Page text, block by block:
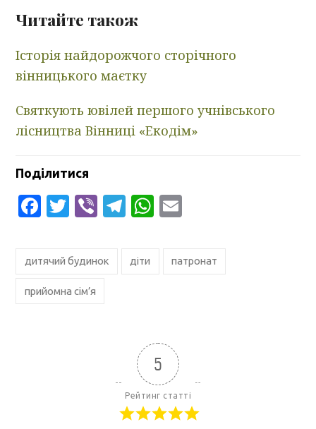
Читайте також
Історія найдорожчого сторічного
вінницького маєтку
Святкують ювілей першого учнівського
лісництва Вінниці «Екодім»
Поділитися
Facebook
Twitter
ViberTelegram
WhatsApp
дитячий будинок діти патронат
прийомна сім’я
5
Рейтинг статті